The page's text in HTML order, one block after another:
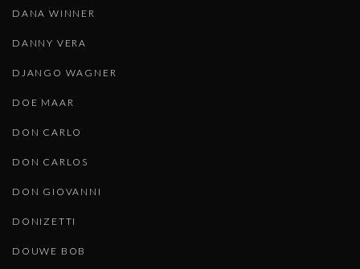
DANA WINNER
DANNY VERA
DJANGO WAGNER
DOE MAAR
DON CARLO
DON CARLOS
DON GIOVANNI
DONIZETTI
DOUWE BOB